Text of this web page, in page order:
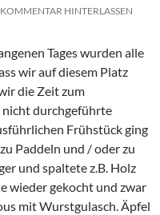
KOMMENTAR HINTERLASSEN
Tages wurden alle
wir auf diesem Platz
die Zeit zum
nicht durchgeführte
Frühstück ging
Paddeln und / oder zu
und spaltete z.B. Holz
wieder gekocht und zwar
mit Wurstgulasch. Äpfel